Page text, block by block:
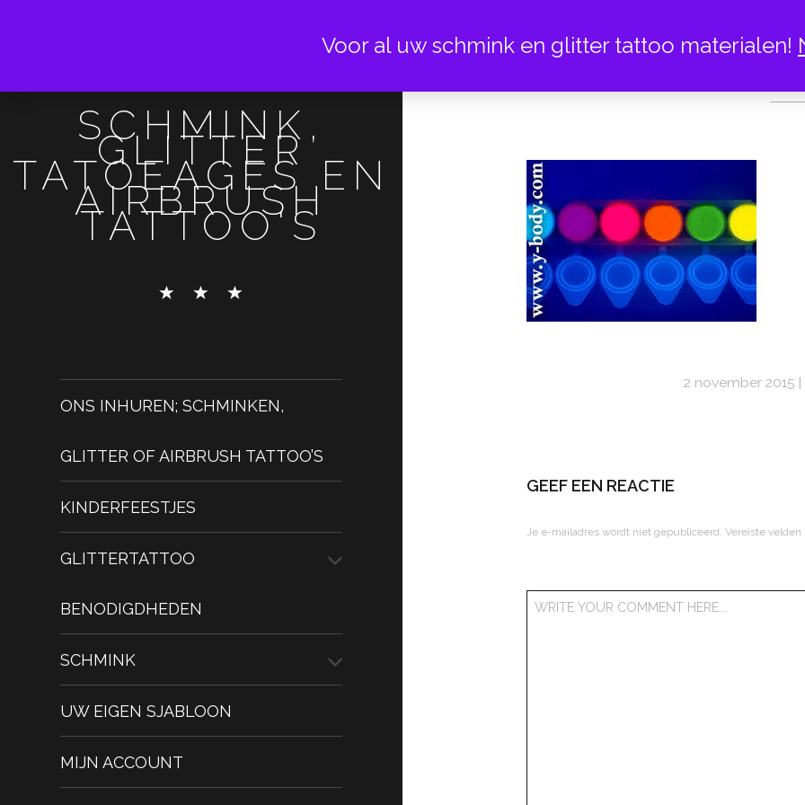
SCHMINK,
GLITTER
TATOEAGES EN
AIRBRUSH
TATTOO'S
ONS INHUREN; SCHMINKEN,
GLITTER OF AIRBRUSH TATTOO’S
KINDERFEESTJES
GLITTERTATTOO
BENODIGDHEDEN
SCHMINK
UW EIGEN SJABLOON
MIJN ACCOUNT
GLITTER
2 november 2015
GEEF EEN REACTIE
Je e-mailadres wordt niet gepubliceerd. Vereiste
Voor al uw schmink en glitter tattoo materialen!